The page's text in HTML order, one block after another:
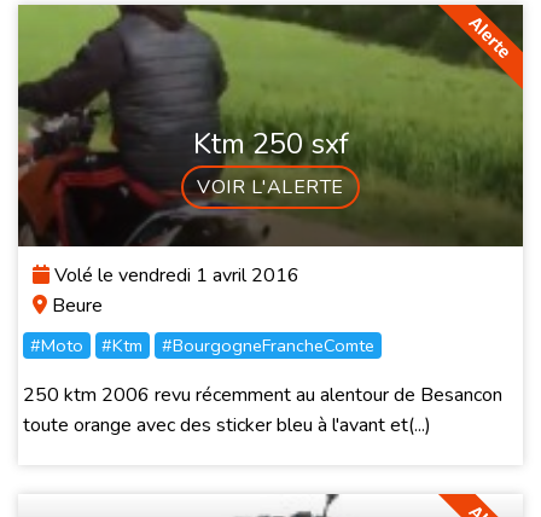
Ktm 250 sxf
VOIR L'ALERTE
Volé le vendredi 1 avril 2016
Beure
#Moto #Ktm #BourgogneFrancheComte
250 ktm 2006 revu récemment au alentour de Besancon
toute orange avec des sticker bleu à l'avant et(...)